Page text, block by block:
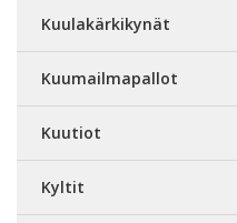
Kuulakärkikynät
Kuumailmapallot
Kuutiot
Kyltit